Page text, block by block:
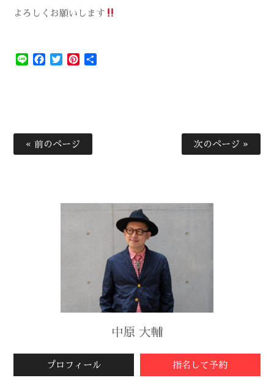
よろしくお願いします
Line Facebook
TwitterPinterest
« 前のページ 次のページ »
中原 大輔
プロフィール 指名して予約